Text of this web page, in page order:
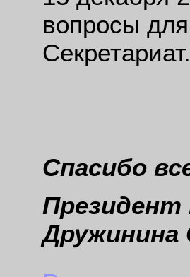
вопросы
Секретариат.
Спасибо
Дружинина